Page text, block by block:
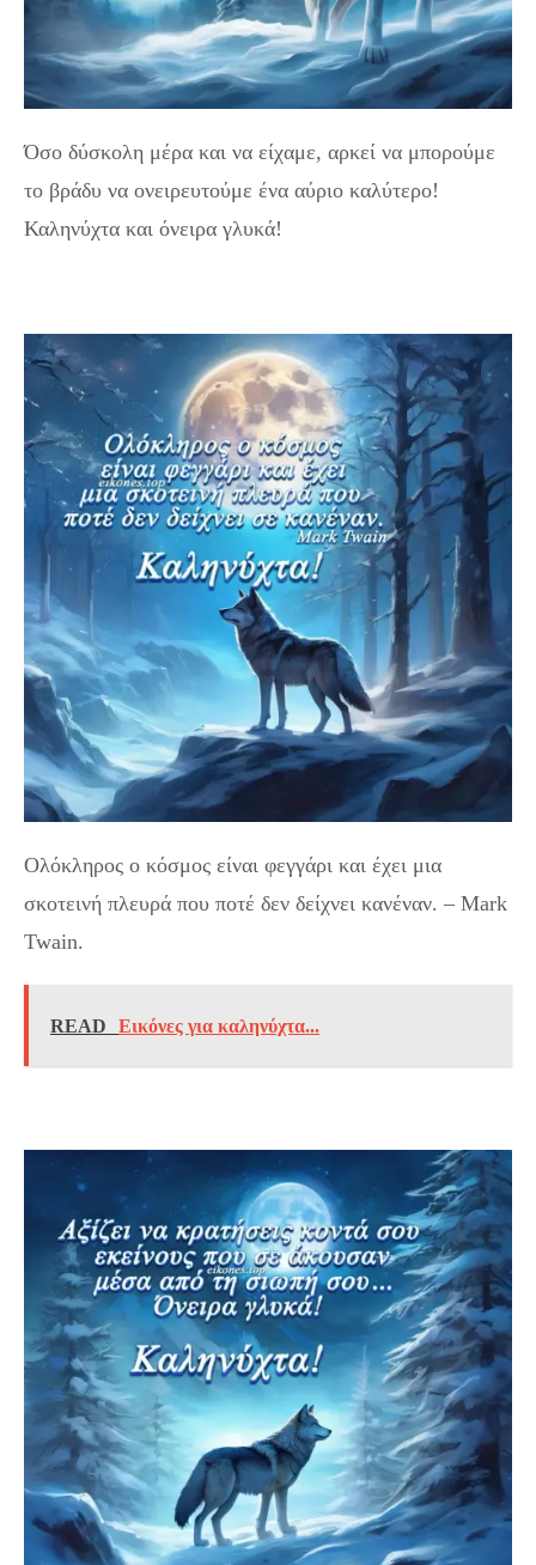
Όσο δύσκολη μέρα και να είχαμε, αρκεί να μπορούμε
το βράδυ να ονειρευτούμε ένα αύριο καλύτερο!
Καληνύχτα και όνειρα γλυκά!
Ολόκληρος ο κόσμος είναι φεγγάρι και έχει μια
σκοτεινή πλευρά που ποτέ δεν δείχνει κανέναν. – Mark
Twain.
READ Εικόνες για καληνύχτα...